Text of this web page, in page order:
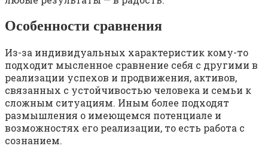
Особенности сравнения
Из-за индивидуальных характеристик кому-то
подходит мысленное сравнение себя с другими в
реализации успехов и продвижения, активов,
связанных с устойчивостью человека и семьи к
сложным ситуациям. Иным более подходят
размышления о имеющемся потенциале и
возможностях его реализации, то есть работа с
сознанием.